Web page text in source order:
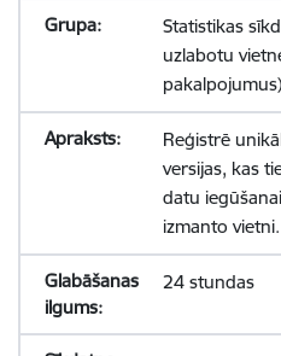
Statistikas
uzlabotu
pakalpojumus)
Reģistrē
versijas, kas
datu
izmanto vietni.
24 stundas